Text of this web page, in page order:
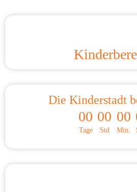
Die Kinderstadt
00
Tage
00
Std
00
Min.